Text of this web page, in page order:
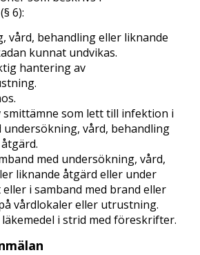
6):
vård, behandling eller liknande
kunnat undvikas.
hantering av
som lett till infektion i
undersökning, vård, behandling
med undersökning, vård,
liknande åtgärd eller under
i samband med brand eller
vårdlokaler eller utrustning.
i strid med föreskrifter.